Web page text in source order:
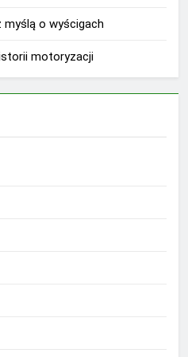
o wyścigach
motoryzacji